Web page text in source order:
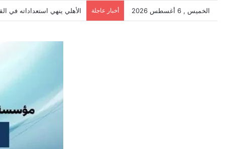
الخميس , 6 أغسطس 2026 أخبار عاجلة الأهلي يهزم بترول أسيوط